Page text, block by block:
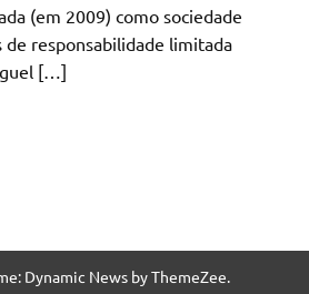
(em 2009) como sociedade
responsabilidade limitada
[…]
Dynamic News by ThemeZee.